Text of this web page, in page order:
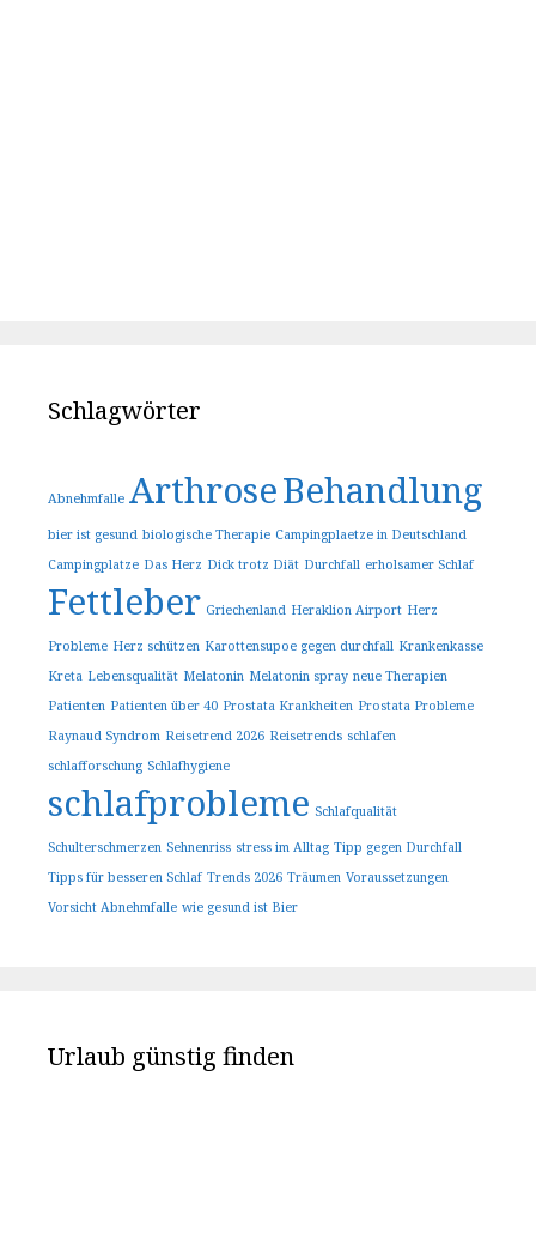
Schlagwörter
Abnehmfalle ArthroseBehandlung
bier ist gesund biologische Therapie Campingplaetze in Deutschland
Campingplatze Das Herz Dick trotz Diät Durchfall erholsamer Schlaf
Fettleber Griechenland Heraklion Airport Herz
Probleme Herz schützen Karottensupoe gegen durchfall Krankenkasse
Kreta Lebensqualität Melatonin Melatonin spray neue Therapien
Patienten Patienten über 40 Prostata Krankheiten Prostata Probleme
Raynaud Syndrom Reisetrend 2026 Reisetrends schlafen
schlafforschung Schlafhygiene
schlafprobleme Schlafqualität
Schulterschmerzen Sehnenriss stress im Alltag Tipp gegen Durchfall
Tipps für besseren Schlaf Trends 2026 Träumen Voraussetzungen
Vorsicht Abnehmfalle wie gesund ist Bier
Urlaub günstig finden